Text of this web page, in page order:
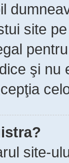
site
şi
site-